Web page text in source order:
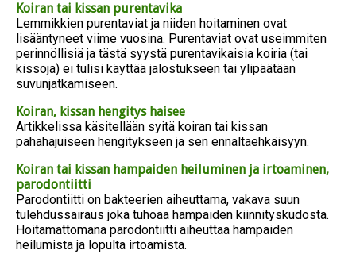
Koiran tai kissan purentavika
Lemmikkien purentaviat ja niiden hoitaminen ovat
lisääntyneet viime vuosina. Purentaviat ovat useimmiten
perinnöllisiä ja tästä syystä purentavikaisia koiria (tai
kissoja) ei tulisi käyttää jalostukseen tai ylipäätään
suvunjatkamiseen.
Koiran, kissan hengitys haisee
Artikkelissa käsitellään syitä koiran tai kissan
pahahajuiseen hengitykseen ja sen ennaltaehkäisyyn.
Koiran tai kissan hampaiden heiluminen ja irtoaminen,
parodontiitti
Parodontiitti on bakteerien aiheuttama, vakava suun
tulehdussairaus joka tuhoaa hampaiden kiinnityskudosta.
Hoitamattomana parodontiitti aiheuttaa hampaiden
heilumista ja lopulta irtoamista.